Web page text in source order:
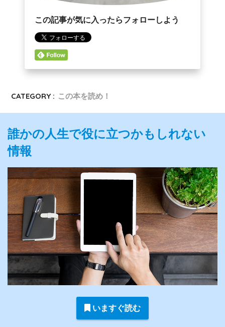
この記事が気に入ったらフォローしよう
CATEGORY : この本を読め！
誰かの人生で役に立つかもしれない
情報
いますぐ読む